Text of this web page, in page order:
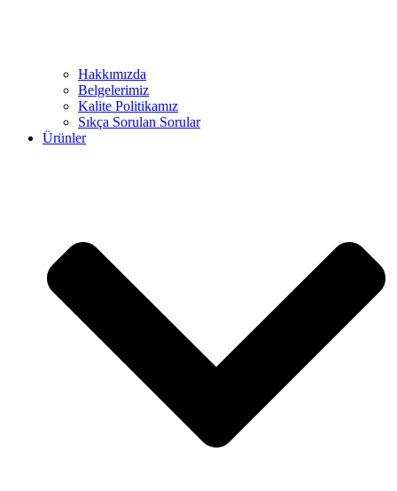
Hakkımızda
Belgelerimiz
Kalite Politikamız
Sıkça Sorulan Sorular
Ürünler